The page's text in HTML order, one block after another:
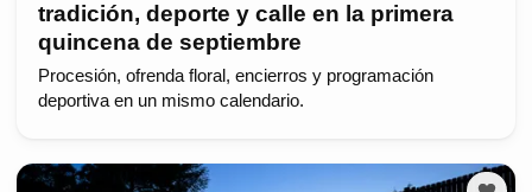
tradición, deporte y calle en la primera
quincena de septiembre
Procesión, ofrenda floral, encierros y programación
deportiva en un mismo calendario.